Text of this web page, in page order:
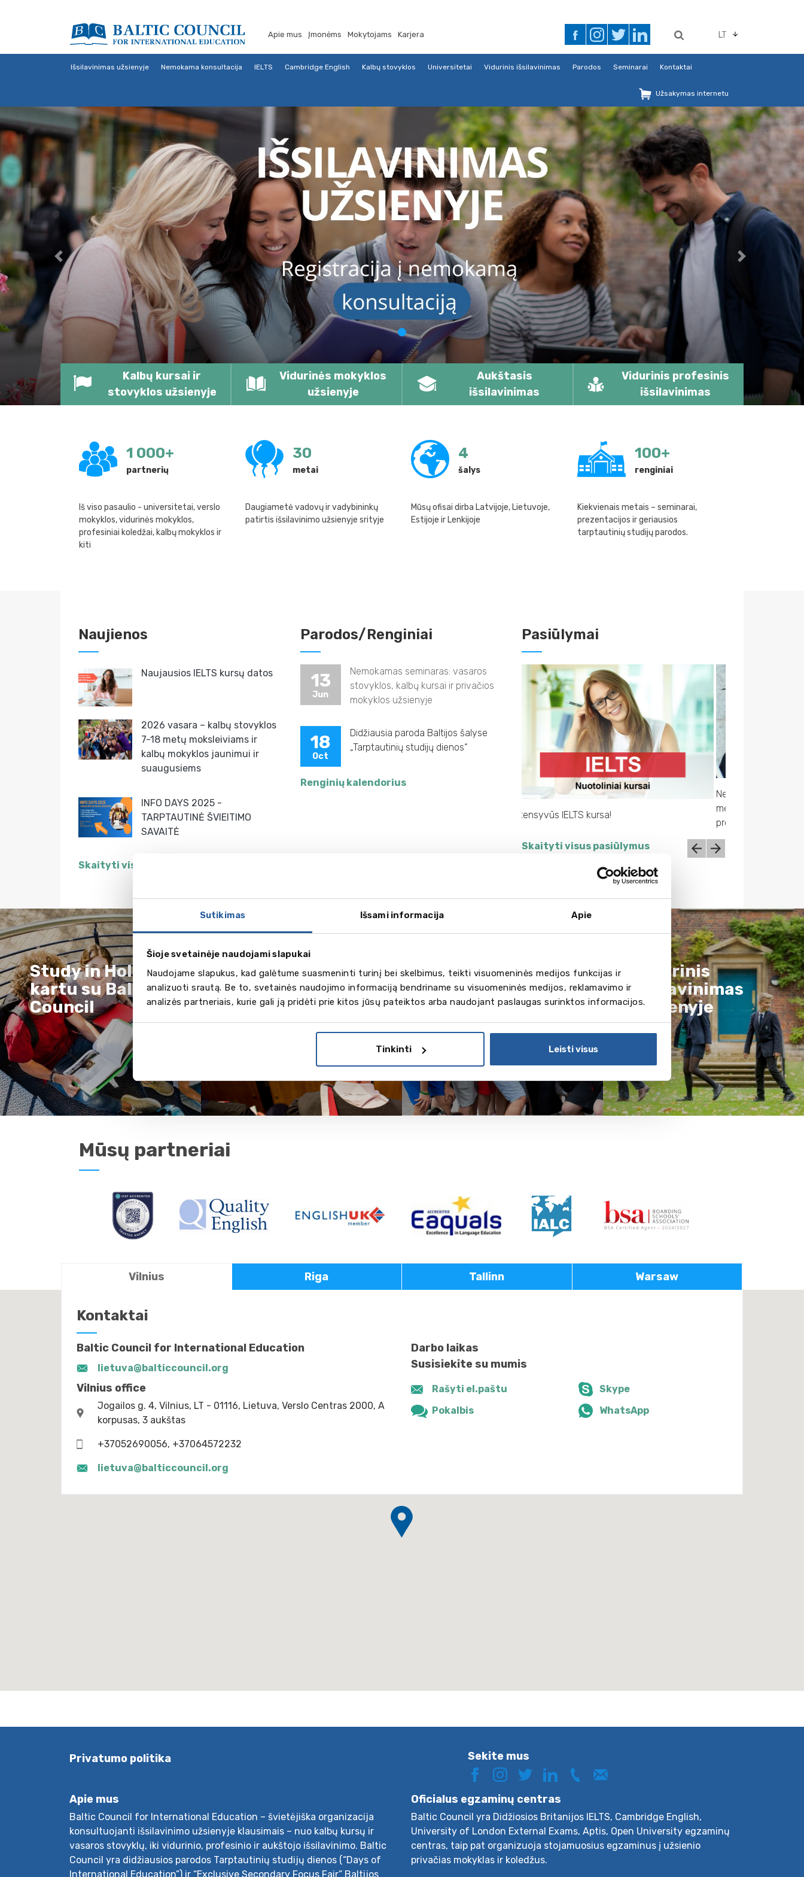
Sutikimas Išsami informacija Apie
Šioje svetainėje naudojami slapukai
Naudojame slapukus, kad galėtume suasmeninti turinį bei skelbimus, teikti visuomeninės medijos funkcijas ir
analizuoti srautą. Be to, svetainės naudojimo informaciją bendriname su visuomeninės medijos, reklamavimo ir
analizės partneriais, kurie gali ją pridėti prie kitos jūsų pateiktos arba naudojant paslaugas surinktos informacijos.
Tinkinti Leisti visus
Apie mus Įmonėms Mokytojams Karjera LT
Išsilavinimas užsienyje Nemokama konsultacija IELTS Cambridge English Kalbų stovyklos Universitetai Vidurinis išsilavinimas Parodos Seminarai Kontaktai
Užsakymas internetu
Previous Next
Kalbų kursai ir
stovyklos užsienyje
Vidurinės mokyklos
užsienyje
Aukštasis
išsilavinimas
Vidurinis profesinis
išsilavinimas
1 000+
partnerių
Iš viso pasaulio - universitetai, verslo
mokyklos, vidurinės mokyklos,
profesiniai koledžai, kalbų mokyklos ir
kiti
30
metai
Daugiametė vadovų ir vadybininkų
patirtis išsilavinimo užsienyje srityje
4
šalys
Mūsų ofisai dirba Latvijoje, Lietuvoje,
Estijoje ir Lenkijoje
100+
renginiai
Kiekvienais metais – seminarai,
prezentacijos ir geriausios
tarptautinių studijų parodos.
Naujienos
Naujausios IELTS kursų datos
2026 vasara – kalbų stovyklos
7-18 metų moksleiviams ir
kalbų mokyklos jaunimui ir
suaugusiems
INFO DAYS 2025 -
TARPTAUTINĖ ŠVIEITIMO
SAVAITĖ
Skaityti visas naujienas
Parodos/Renginiai
13
Jun
Nemokamas seminaras: vasaros
stovyklos, kalbų kursai ir privačios
mokyklos užsienyje
18
Oct
Didžiausia paroda Baltijos šalyse
„Tarptautinių studijų dienos“
Renginių kalendorius
Pasiūlymai
metų moksleiviams padedantis pasirinkti
profesinę kryptį ir atlikti karjeros testą.
Nemokamas „Karjeros gidas“ internetu, 13-19
metų moksleiviams padedantis pasirinkti
profesinę kryptį ir atlikti karjeros testą.
Skaityti visus pasiūlymus
Study in Holland
kartu su Baltic
Council
Stojimo
dokumentų
teikimas į
užsienio
2026 vasara -
kalbų kursai
mokiniams ir
suaugusiems
Vidurinis
išsilavinimas
užsienyje
Mūsų partneriai
Vilnius Riga Tallinn Warsaw
Kontaktai
Baltic Council for International Education
lietuva@balticcouncil.org
Vilnius office
Jogailos g. 4, Vilnius, LT - 01116, Lietuva, Verslo Centras 2000, A
korpusas, 3 aukštas
+37052690056, +37064572232
lietuva@balticcouncil.org
Darbo laikas
Susisiekite su mumis
Rašyti el.paštu
Pokalbis
Skype
WhatsApp
Privatumo politika Sekite mus
Apie mus
Baltic Council for International Education – švietėjiška organizacija
konsultuojanti išsilavinimo užsienyje klausimais – nuo kalbų kursų ir
vasaros stovyklų, iki vidurinio, profesinio ir aukštojo išsilavinimo. Baltic
Council yra didžiausios parodos Tarptautinių studijų dienos (“Days of
International Education”) ir “Exclusive Secondary Focus Fair” Baltijos
Oficialus egzaminų centras
Baltic Council yra Didžiosios Britanijos IELTS, Cambridge English,
University of London External Exams, Aptis, Open University egzaminų
centras, taip pat organizuoja stojamuosius egzaminus į užsienio
privačias mokyklas ir koledžus.